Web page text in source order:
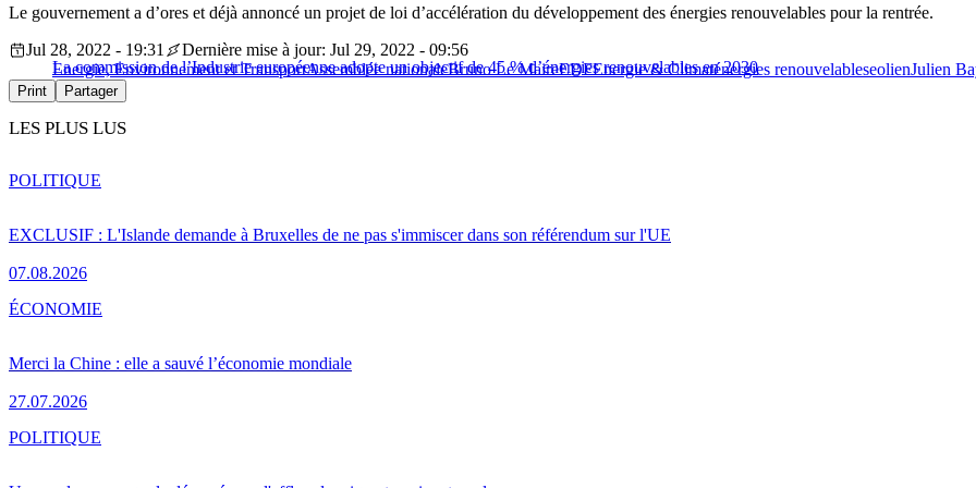
Le gouvernement a d’ores et déjà annoncé un projet de loi d’accélération du développement des énergies renouvelables pour la rentrée.
La commission de l’Industrie européenne adopte un objectif de 45 % d’énergies renouvelables en 2030
Jul 28, 2022 - 19:31
Dernière mise à jour: Jul 29, 2022 - 09:56
Energie, Environnement et TransportAssemblée nationaleBruno Le MaireEDFEnergie & Climaténergies renouvelableseolienJulien
Print Partager
LES PLUS LUS
EXCLUSIF : L'Islande demande à Bruxelles de ne pas s'immiscer dans son référendum sur l'UE
07.08.2026
POLITIQUE
Merci la Chine : elle a sauvé l’économie mondiale
27.07.2026
ÉCONOMIE
POLITIQUE